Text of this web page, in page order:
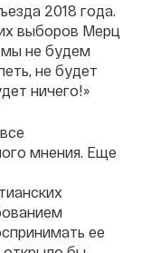
2018 года.
выборов Мерц
не будем
не будет
ничего!»
мнения. Еще
ее